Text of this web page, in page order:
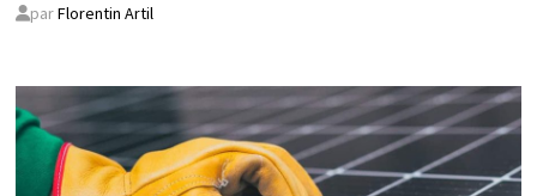
parFlorentin Artil